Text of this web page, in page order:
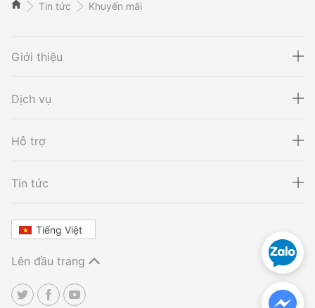
Xét nghiệm khai sinh
Thalassemia
Tin tức Khuyến mãi
Giới thiệu
Dịch vụ
Hỗ trợ
Tin tức
Tiếng Việt
Lên đầu trang